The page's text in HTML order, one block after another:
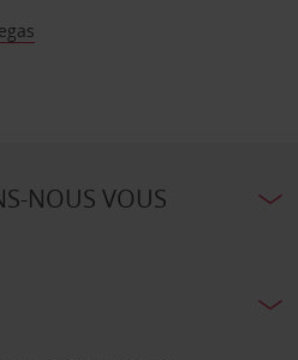
NOUS VOUS